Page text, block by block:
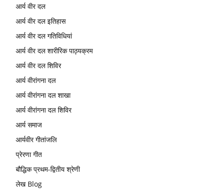
आर्य वीर दल
आर्य वीर दल इतिहास
आर्य वीर दल गतिविधियां
आर्य वीर दल शारीरिक पाठ्यक्रम
आर्य वीर दल शिविर
आर्य वीरांगना दल
आर्य वीरांगना दल शाखा
आर्य वीरांगना दल शिविर
आर्य समाज
आर्यवीर गीतांजलि
प्रेरणा गीत
बौद्धिक प्रथम-द्वितीय श्रेणी
लेख Blog